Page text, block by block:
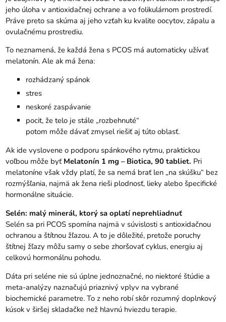
jeho úloha v antioxidačnej ochrane a vo folikulárnom prostredí.
Práve preto sa skúma aj jeho vzťah ku kvalite oocytov, zápalu a
ovulačnému prostrediu.
To neznamená, že každá žena s PCOS má automaticky užívať
melatonín. Ale ak má žena:
rozhádzaný spánok
stres
neskoré zaspávanie
pocit, že telo je stále „rozbehnuté“
potom môže dávať zmysel riešiť aj túto oblasť.
Ak ide vyslovene o podporu spánkového rytmu, praktickou
voľbou môže byť Melatonín 1 mg – Biotica, 90 tabliet. Pri
melatoníne však vždy platí, že sa nemá brať len „na skúšku“ bez
rozmýšľania, najmä ak žena rieši plodnosť, lieky alebo špecifické
hormonálne situácie.
Selén: malý minerál, ktorý sa oplatí neprehliadnuť
Selén sa pri PCOS spomína najmä v súvislosti s antioxidačnou
ochranou a štítnou žľazou. A to je dôležité, pretože poruchy
štítnej žľazy môžu samy o sebe zhoršovať cyklus, energiu aj
celkovú hormonálnu pohodu.
Dáta pri seléne nie sú úplne jednoznačné, no niektoré štúdie a
meta-analýzy naznačujú priaznivý vplyv na vybrané
biochemické parametre. To z neho robí skôr rozumný doplnkový
kúsok v širšej skladačke než hlavnú hviezdu terapie.